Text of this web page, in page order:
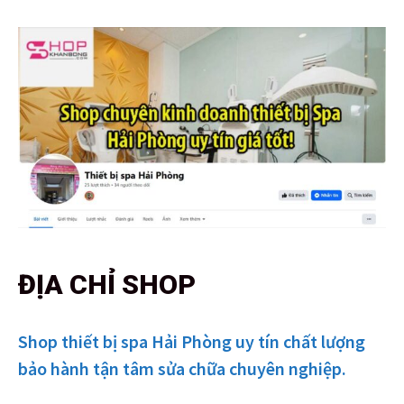
ĐỊA CHỈ SHOP
Shop thiết bị spa Hải Phòng uy tín chất lượng
bảo hành tận tâm sửa chữa chuyên nghiệp.